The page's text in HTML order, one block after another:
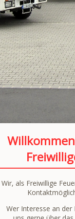
Wir, als Freiwillige
Wer Interesse an der